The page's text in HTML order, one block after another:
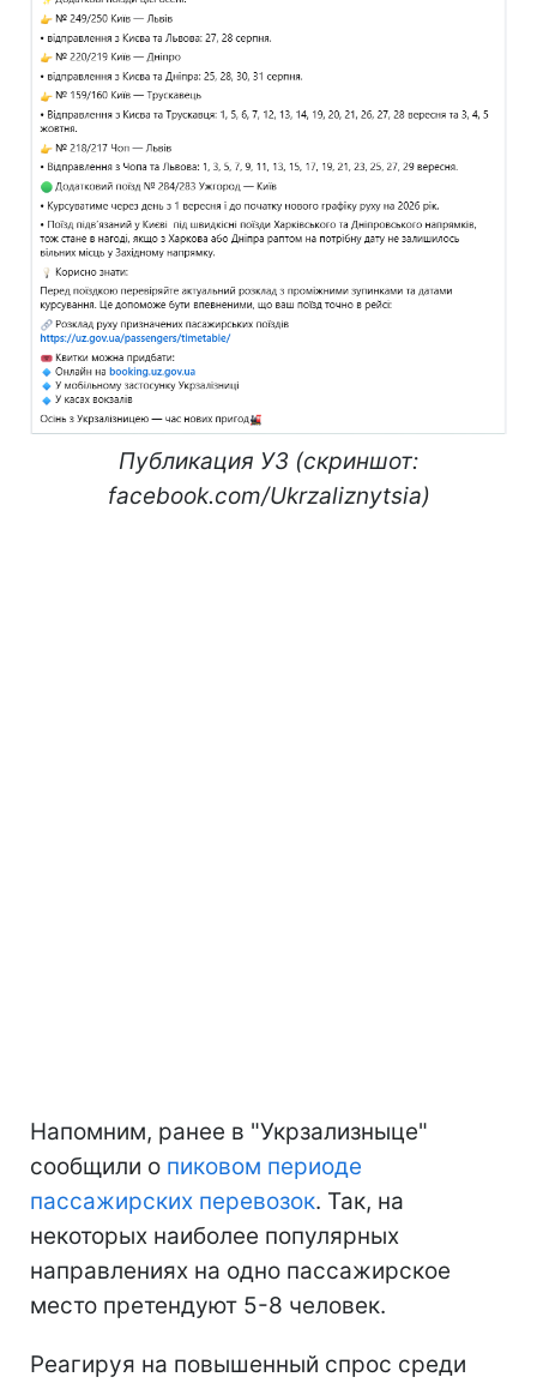
Публикация УЗ (скриншот:
facebook.com/Ukrzaliznytsia)
Напомним, ранее в "Укрзализныце"
сообщили о пиковом периоде
пассажирских перевозок. Так, на
некоторых наиболее популярных
направлениях на одно пассажирское
место претендуют 5-8 человек.
Реагируя на повышенный спрос среди